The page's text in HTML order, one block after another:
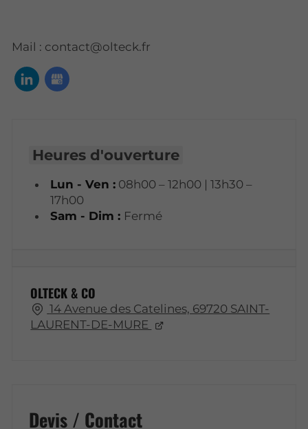
Mail : contact@olteck.fr
Heures d'ouverture
Lun - Ven :08h00 – 12h00 | 13h30 –
17h00
Sam - Dim : Fermé
OLTECK & CO
14 Avenue des Catelines, 69720 SAINT-
LAURENT-DE-MURE
Devis / Contact